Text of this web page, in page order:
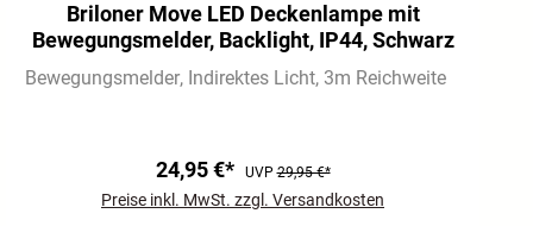
Briloner Move LED Deckenlampe mit
Bewegungsmelder, Backlight, IP44, Schwarz
Bewegungsmelder Indirektes Licht 3m Reichweite
24,95 €* UVP29,95 €*
Preise inkl. MwSt. zzgl. Versandkosten